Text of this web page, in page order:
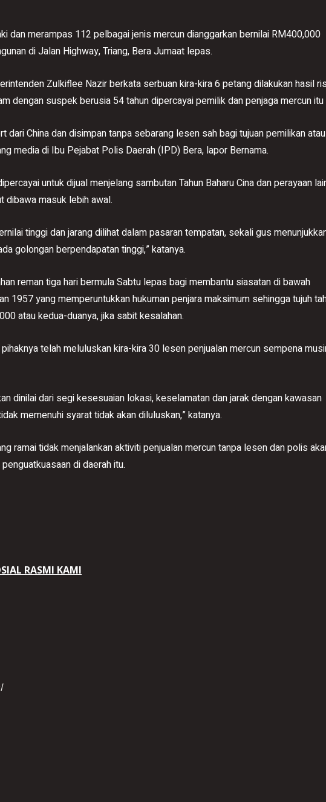
dan merampas 112 pelbagai jenis mercun dianggarkan bernilai RM400,000
di Jalan Highway, Triang, Bera Jumaat lepas.
Zulkiflee Nazir berkata serbuan kira-kira 6 petang dilakukan hasil
dengan suspek berusia 54 tahun dipercayai pemilik dan penjaga mercun itu
dari China dan disimpan tanpa sebarang lesen sah bagi tujuan pemilikan atau
media di Ibu Pejabat Polis Daerah (IPD) Bera, lapor Bernama.
untuk dijual menjelang sambutan Tahun Baharu Cina dan perayaan
dibawa masuk lebih awal.
tinggi dan jarang dilihat dalam pasaran tempatan, sekali gus
golongan berpendapatan tinggi,” katanya.
reman tiga hari bermula Sabtu lepas bagi membantu siasatan di bawah
1957 yang memperuntukkan hukuman penjara maksimum sehingga tujuh
atau kedua-duanya, jika sabit kesalahan.
telah meluluskan kira-kira 30 lesen penjualan mercun sempena
dinilai dari segi kesesuaian lokasi, keselamatan dan jarak dengan kawasan
memenuhi syarat tidak akan diluluskan,” katanya.
ramai tidak menjalankan aktiviti penjualan mercun tanpa lesen dan polis
di daerah itu.
RASMI KAMI